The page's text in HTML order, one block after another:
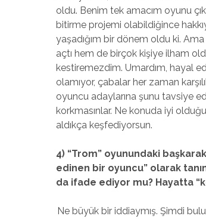
oldu. Benim tek amacım oyunu
bitirme projemi olabildiğince
yaşadığım bir dönem oldu ki. Ama
açtı hem de birçok kişiye ilham
kestiremezdim. Umardım, hayal
olamıyor, çabalar her zaman
oyuncu adaylarına şunu tavsiye
korkmasınlar. Ne konuda iyi
aldıkça keşfediyorsun.
4) “Trom” oyunundaki
edinen bir oyuncu” olarak
da ifade ediyor mu? Hayatta
Ne büyük bir iddiaymış. Şimdi